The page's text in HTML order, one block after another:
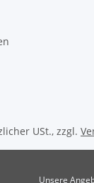
USt., zzgl.
Unsere